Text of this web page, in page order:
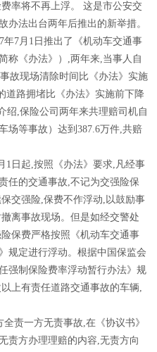
率将不再上浮。 这是市公安交
办法出台两年后推出的新举措。
7月1日推出了《机动车交通事
称《办法》）,两年来,当事人自
故现场清除时间比《办法》实施
道路拥堵比《办法》实施前下降
绍,保险公司两年来共理赔司机自
场等事故）达到387.6万件,共赔
1日起,按照《办法》要求,凡经事
任的交通事故,不记为交强险保
交强险,保费不作浮动,以鼓励事
离事故现场。但是如经交警处
保费严格按照《机动车交通事
规定进行浮动。根据中国保监会
强制保险费率浮动暂行办法》规
上有责任道路交通事故的车辆,
责一方无责事故,在《协议书》
责方办理理赔的内容,无责方向